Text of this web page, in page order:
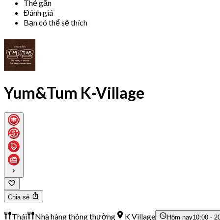
Thẻ gắn
Đánh giá
Bạn có thể sẽ thích
Yum&Tum K-Village
Chia sẻ
Thái Nhà hàng thông thường K Village Hôm nay10:00 -